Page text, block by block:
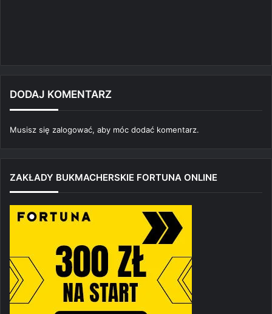
DODAJ KOMENTARZ
Musisz się zalogować, aby móc dodać komentarz.
ZAKŁADY BUKMACHERSKIE FORTUNA ONLINE